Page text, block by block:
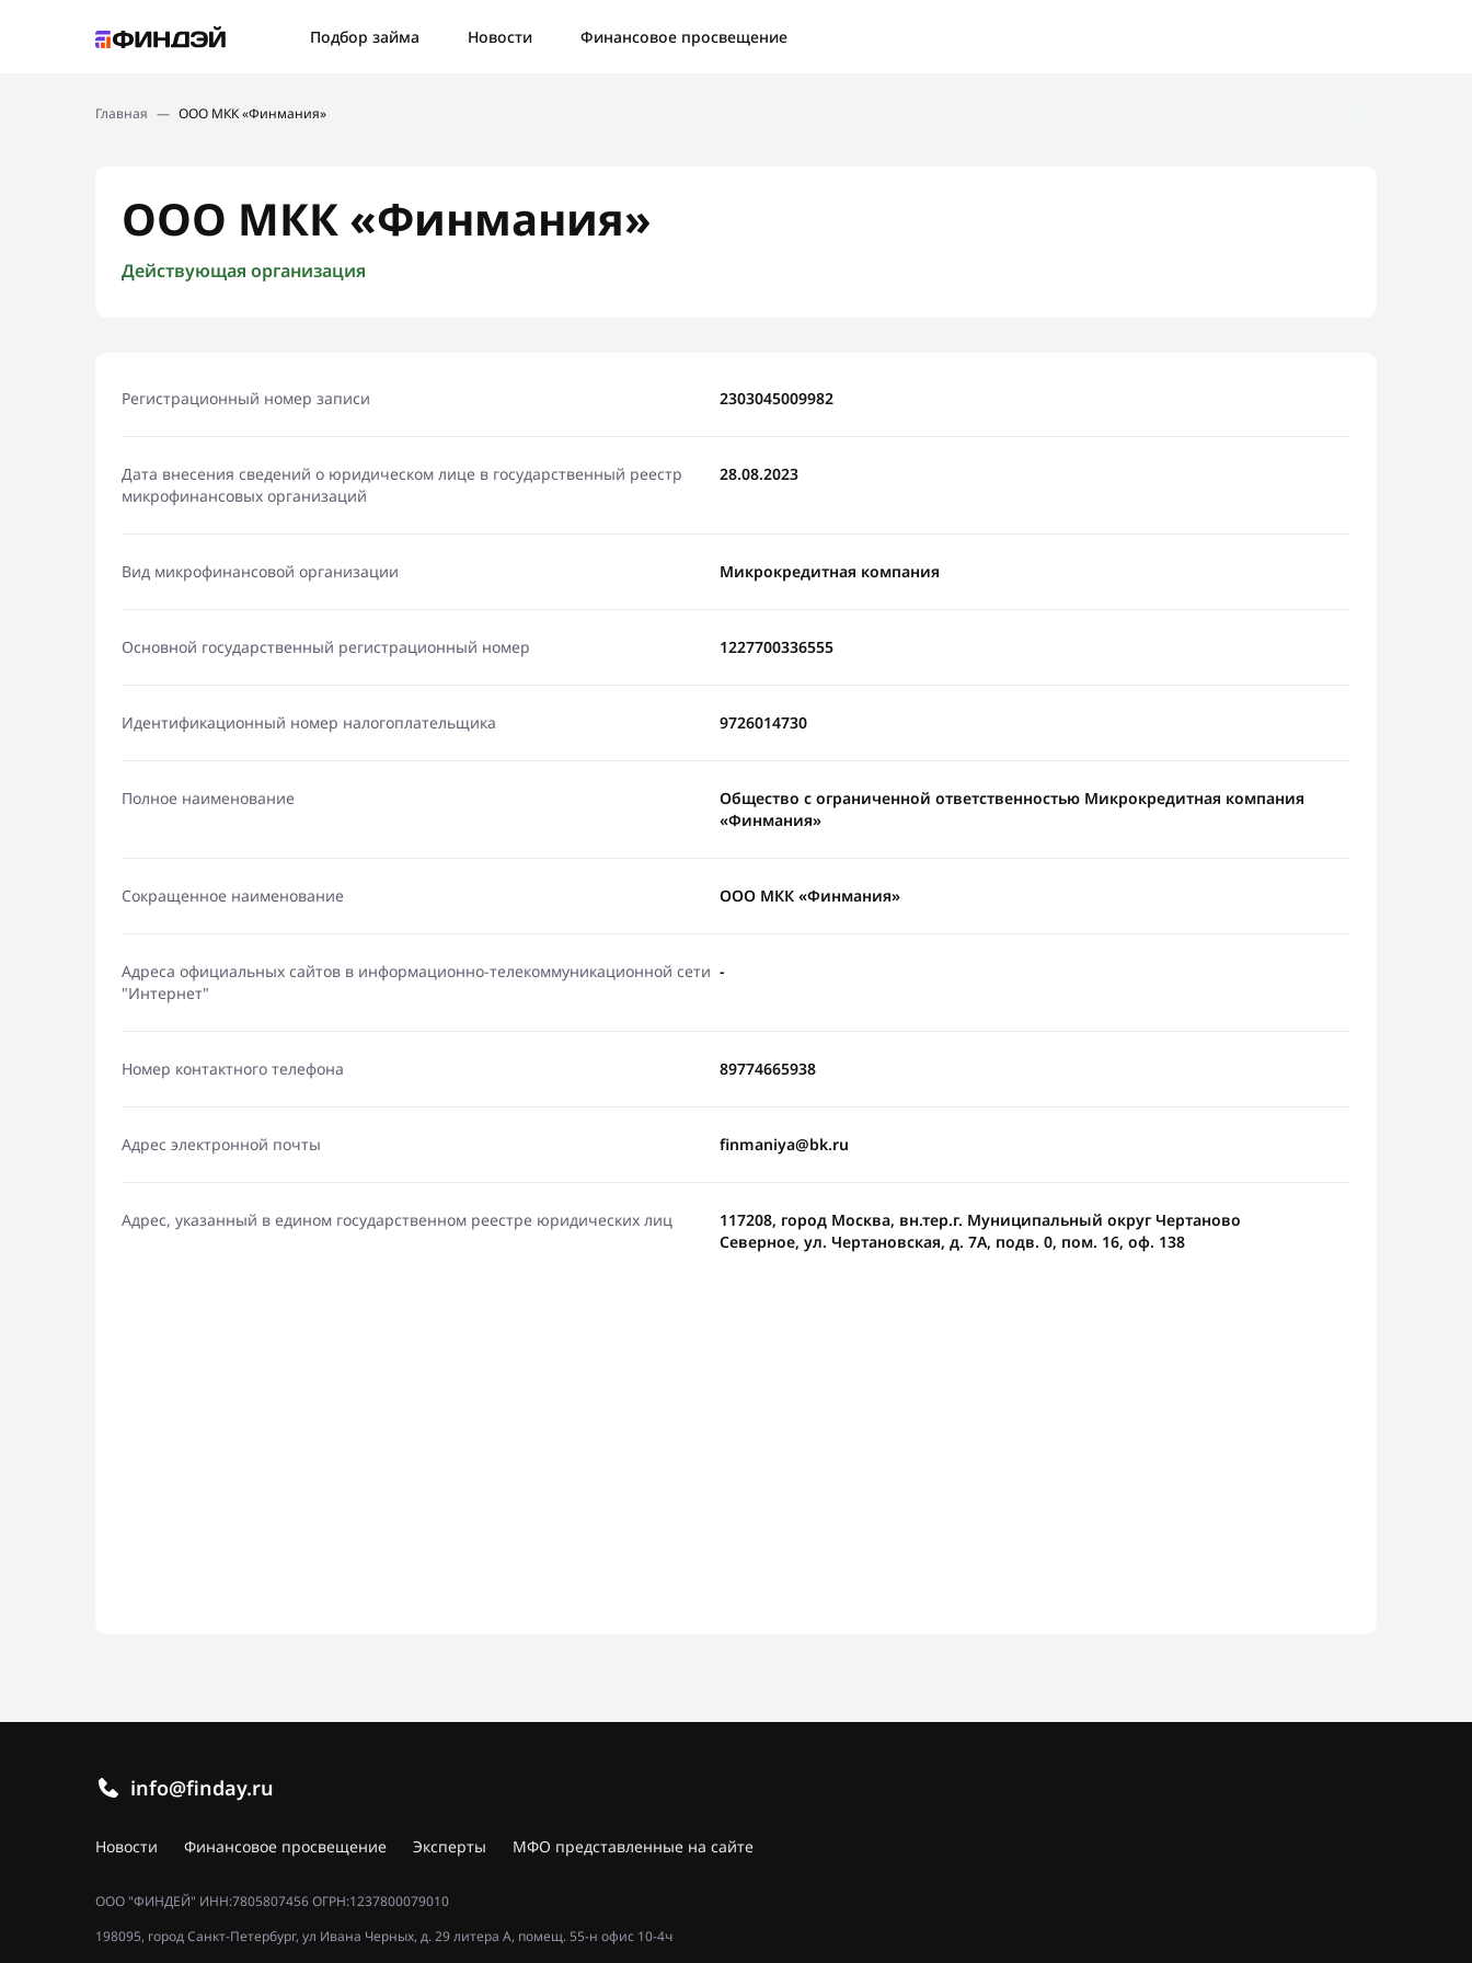
Подбор займа Новости
Финансовое просвещение
Новости
Главная — ООО МКК «Финмания»
ООО МКК «Финмания»
Действующая организация
Регистрационный номер записи 2303045009982
Дата внесения сведений о юридическом лице в государственный реестр
микрофинансовых организаций
28.08.2023
Вид микрофинансовой организации Микрокредитная компания
Основной государственный регистрационный номер 1227700336555
Идентификационный номер налогоплательщика 9726014730
Полное наименование
Общество с ограниченной ответственностью Микрокредитная компания
«Финмания»
Сокращенное наименование ООО МКК «Финмания»
Адреса официальных сайтов в информационно-телекоммуникационной сети
"Интернет"
-
Номер контактного телефона 89774665938
Адрес электронной почты finmaniya@bk.ru
Адрес, указанный в едином государственном реестре юридических лиц
117208, город Москва, вн.тер.г. Муниципальный округ Чертаново
Северное, ул. Чертановская, д. 7А, подв. 0, пом. 16, оф. 138
info@finday.ru
Новости Финансовое просвещение Эксперты МФО представленные на сайте
ООО "ФИНДЕЙ" ИНН:7805807456 ОГРН:1237800079010
198095, город Санкт-Петербург, ул Ивана Черных, д. 29 литера А, помещ. 55-н офис 10-4ч
Ошибка: Контактная форма не найдена.